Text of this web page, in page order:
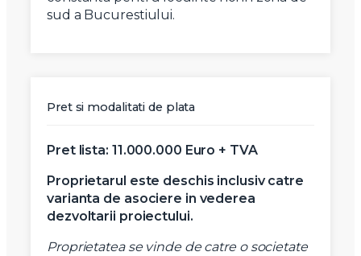
sud a Bucurestiului.
Pret si modalitati de plata
Pret lista: 11.000.000 Euro + TVA
Proprietarul este deschis inclusiv catre
varianta de asociere in vederea
dezvoltarii proiectului.
Proprietatea se vinde de catre o societate